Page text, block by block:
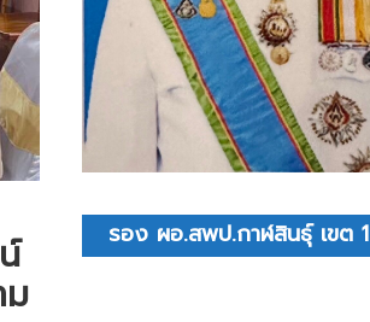
รอง ผอ.สพป.กาฬสินธุ์ เขต 1